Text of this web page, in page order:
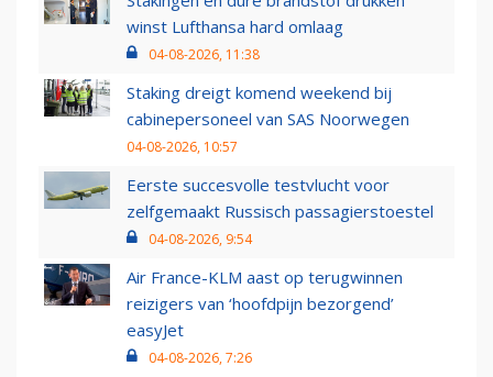
winst Lufthansa hard omlaag
04-08-2026, 11:38
Staking dreigt komend weekend bij
cabinepersoneel van SAS Noorwegen
04-08-2026, 10:57
Eerste succesvolle testvlucht voor
zelfgemaakt Russisch passagierstoestel
04-08-2026, 9:54
Air France-KLM aast op terugwinnen
reizigers van ‘hoofdpijn bezorgend’
easyJet
04-08-2026, 7:26